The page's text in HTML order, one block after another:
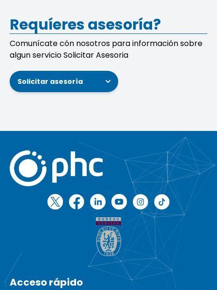
Requíeres asesoría?
Comunícate cón nosotros para información sobre
algun servicio Solicitar Asesoria
Solicitar asesoría
Acceso rápido